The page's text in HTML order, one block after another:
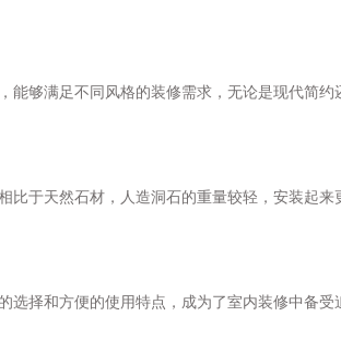
能够满足不同风格的装修需求，无论是现代简
比于天然石材，人造洞石的重量较轻，安装起
选择和方便的使用特点，成为了室内装修中备